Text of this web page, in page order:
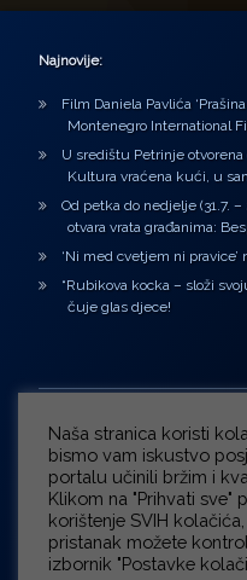
Najnovije:
Film Daniela Pavlića
Montenegro International
U središtu Petrinje
Kultura vraćena kući, u
Od petka do nedjelje (31.7.
otvara vrata građanima:
‘Ni med cvetjem ni
“Rubikova kocka – složi
čuje glas djece!
Naša stranica koristi
bismo vam iskustvo
portalu učinili bržim i
Klikom na "Prihvati sve"
korištenje SVIH
pristanak možete
izbornik "Postavke